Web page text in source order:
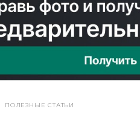
ПОЛЕЗНЫЕ СТАТЬИ